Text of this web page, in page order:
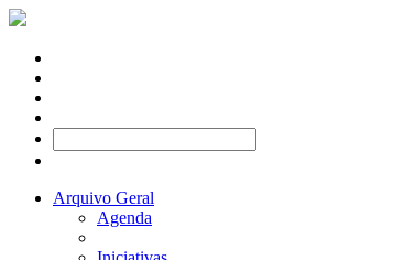
Arquivo Geral
Agenda